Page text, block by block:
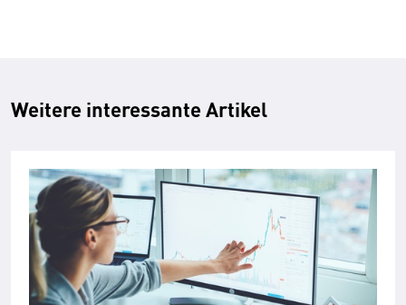
Weitere interessante Artikel